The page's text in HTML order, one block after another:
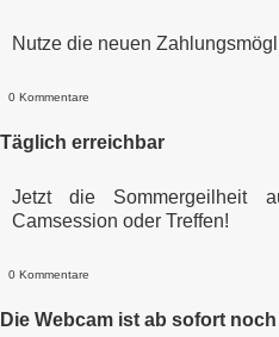
Nutze die neuen
0 Kommentare
Täglich erreichbar
Jetzt die Sommergeilheit
Camsession oder Treffen!
0 Kommentare
Die Webcam ist ab sofort